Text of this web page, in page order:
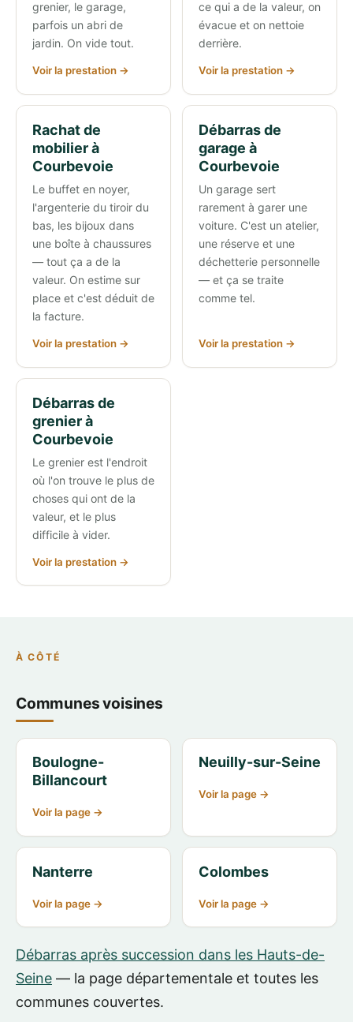
grenier, le garage,
parfois un abri de
jardin. On vide tout.
Voir la prestation →
ce qui a de la valeur, on
évacue et on nettoie
derrière.
Voir la prestation →
Rachat de
mobilier à
Courbevoie
Le buffet en noyer,
l'argenterie du tiroir du
bas, les bijoux dans
une boîte à chaussures
— tout ça a de la
valeur. On estime sur
place et c'est déduit de
la facture.
Voir la prestation →
Débarras de
garage à
Courbevoie
Un garage sert
rarement à garer une
voiture. C'est un atelier,
une réserve et une
déchetterie personnelle
— et ça se traite
comme tel.
Voir la prestation →
Débarras de
grenier à
Courbevoie
Le grenier est l'endroit
où l'on trouve le plus de
choses qui ont de la
valeur, et le plus
difficile à vider.
Voir la prestation →
À CÔTÉ
Communes voisines
Boulogne-
Billancourt
Voir la page →
Neuilly-sur-Seine
Voir la page →
Nanterre
Voir la page →
Colombes
Voir la page →
Débarras après succession dans les Hauts-de-
Seine — la page départementale et toutes les
communes couvertes.